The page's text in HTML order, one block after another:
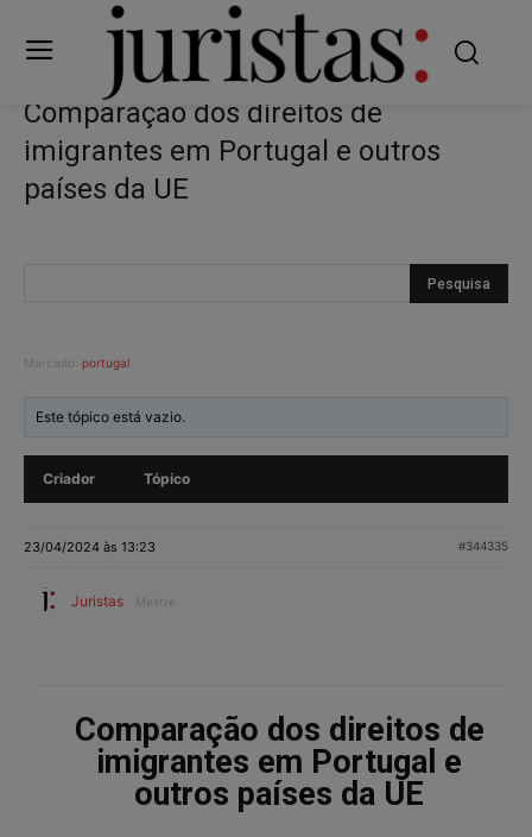
Comparação dos direitos de
imigrantes em Portugal e outros
países da UE
Marcado: portugal
Este tópico está vazio.
Criador Tópico
23/04/2024 às 13:23 #344335
Juristas Mestre
Comparação dos direitos de
imigrantes em Portugal e
outros países da UE